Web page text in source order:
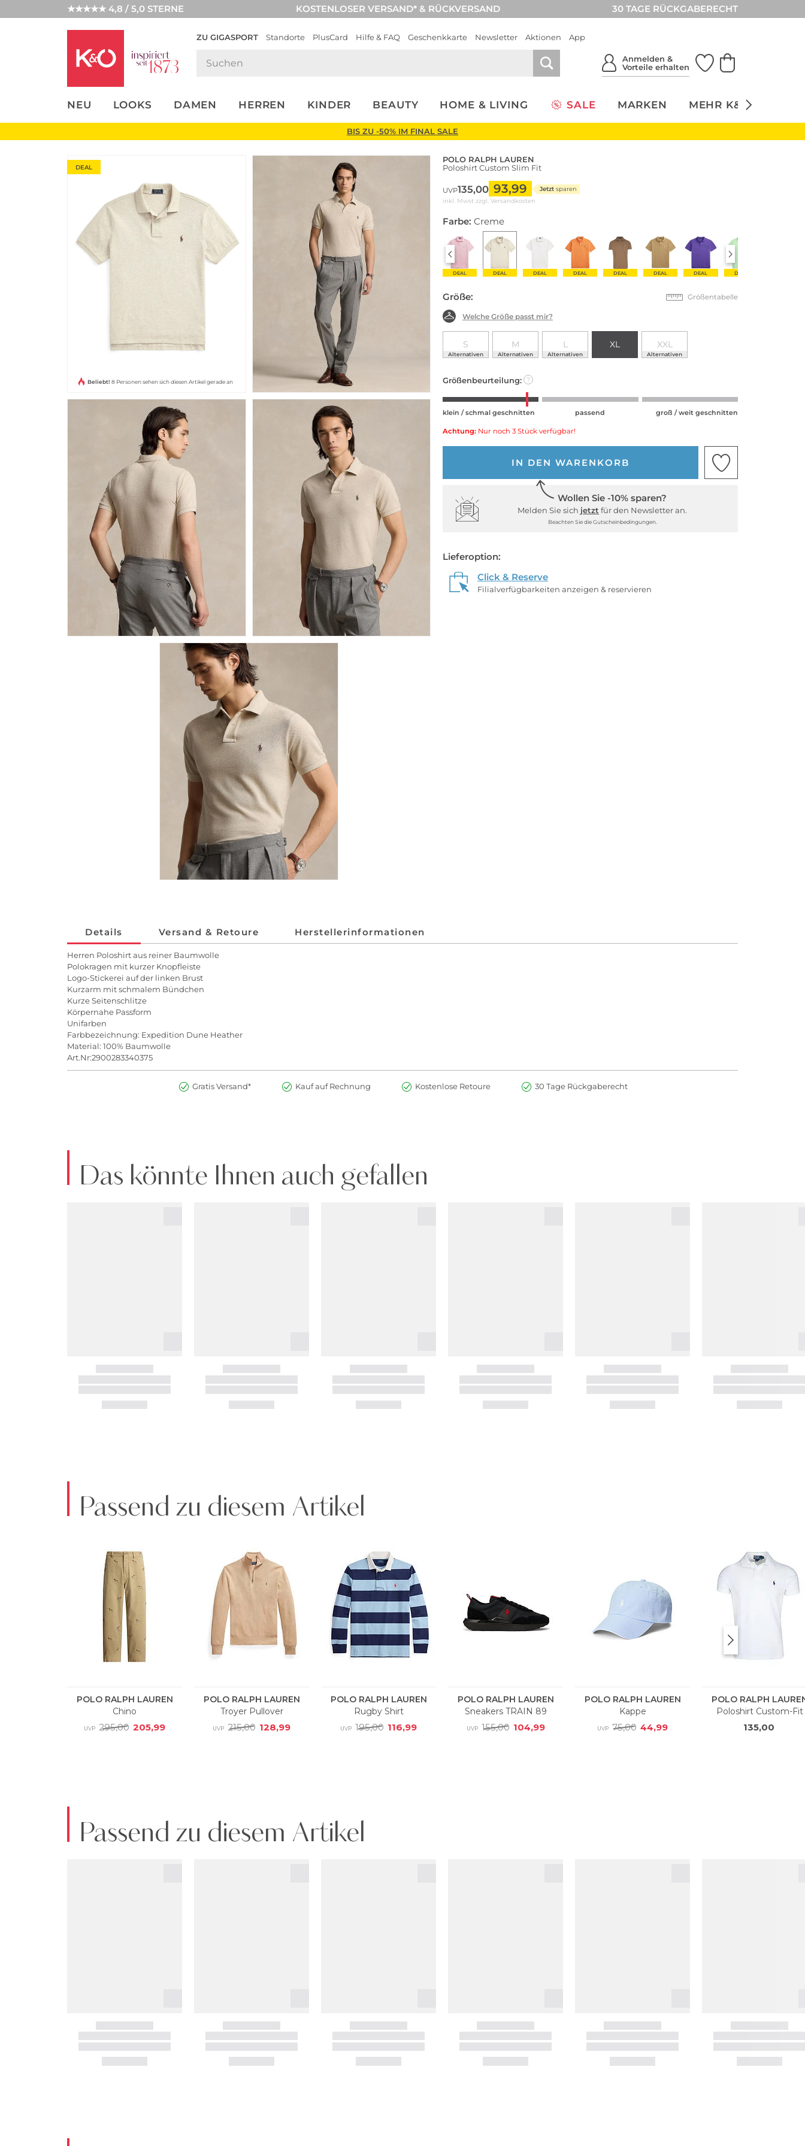
★★★★★ 4,8 / 5,0 STERNE KOSTENLOSER VERSAND* & RÜCKVERSAND 30 TAGE RÜCKGABERECHT
ZU GIGASPORT Standorte PlusCard Hilfe & FAQ Geschenkkarte Newsletter Aktionen App
Anmelden &
Vorteile erhalten
NEU LOOKS DAMEN HERREN KINDER BEAUTY HOME & LIVING SALE MARKEN MEHR K&Ö
UNSERE APP
CLICK &
BIS ZU -50% IM FINAL SALE
DEAL
Beliebt! 8 Personen sehen sich diesen Artikel gerade an
POLO RALPH LAUREN
Poloshirt Custom Slim Fit
UVP135,00 93,99 Jetzt sparen
inkl. Mwst zzgl. Versandkosten
Farbe: Creme
DEAL DEAL DEAL DEAL DEAL DEAL DEAL DEAL
Größe: Größentabelle
Welche Größe passt mir?
S
Alternativen
M
Alternativen
L
Alternativen
XL XXL
Alternativen
Größenbeurteilung: ?
klein / schmal geschnitten passend groß / weit geschnitten
Achtung: Nur noch 3 Stück verfügbar!
IN DEN WARENKORB
Wollen Sie -10% sparen?
Melden Sie sich jetzt für den Newsletter an.
Beachten Sie die Gutscheinbedingungen.
Lieferoption:
Click & Reserve
Filialverfügbarkeiten anzeigen & reservieren
Details Versand & Retoure Herstellerinformationen
Herren Poloshirt aus reiner Baumwolle
Polokragen mit kurzer Knopfleiste
Logo-Stickerei auf der linken Brust
Kurzarm mit schmalem Bündchen
Kurze Seitenschlitze
Körpernahe Passform
Unifarben
Farbbezeichnung: Expedition Dune Heather
Material: 100% Baumwolle
Art.Nr:2900283340375
Gratis Versand* Kauf auf Rechnung Kostenlose Retoure 30 Tage Rückgaberecht
Das könnte Ihnen auch gefallen
Passend zu diesem Artikel
Passend zu diesem Artikel